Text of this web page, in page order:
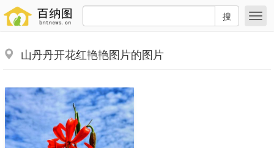
搜
山丹丹开花红艳艳图片的图片